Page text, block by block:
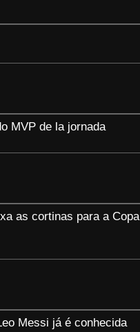
MVP de la jornada
as cortinas para a Copa
Messi já é conhecida